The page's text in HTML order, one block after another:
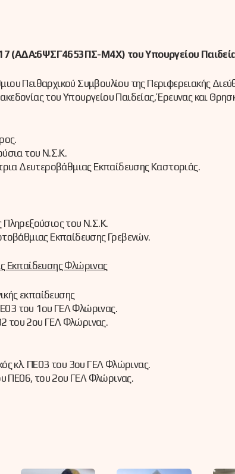
(ΑΔΑ:6ΨΣΓ4653ΠΣ-Μ4Χ) του Υπουργείου
Πειθαρχικού Συμβουλίου της Περιφερειακής
του Υπουργείου Παιδείας, Έρευνας και
του Ν.Σ.Κ.
Δευτεροβάθμιας Εκπαίδευσης Καστοριάς.
του Ν.Σ.Κ.
Εκπαίδευσης Γρεβενών.
Εκπαίδευσης Φλώρινας
εκπαίδευσης
του 1ου ΓΕΛ Φλώρινας.
του 2ου ΓΕΛ Φλώρινας.
κλ. ΠΕ03 του 3ου ΓΕΛ Φλώρινας.
ΠΕ06, του 2ου ΓΕΛ Φλώρινας.